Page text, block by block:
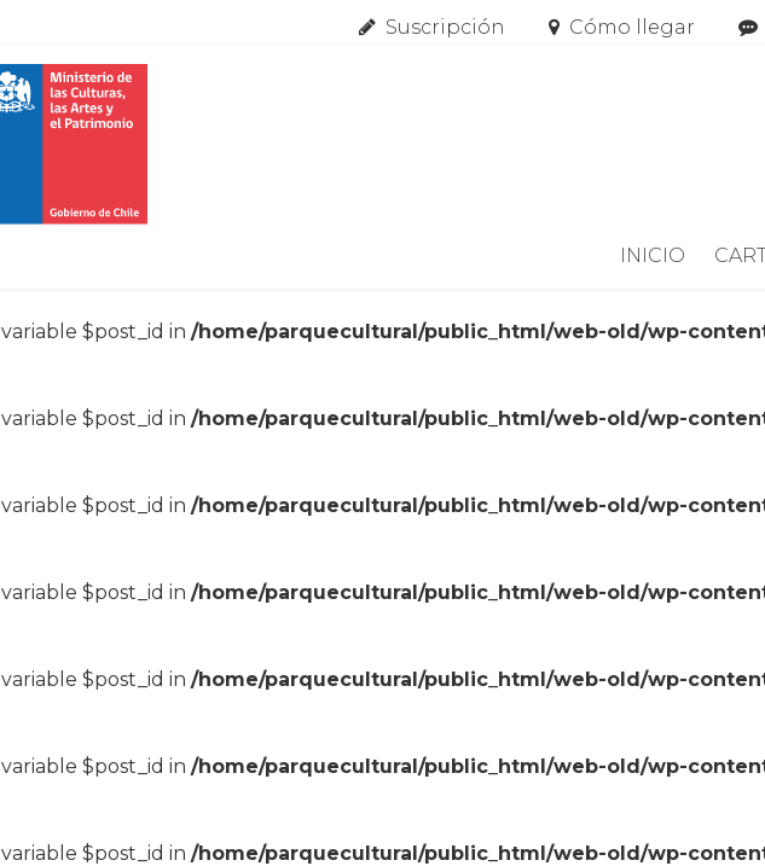
Suscripción Cómo llegar
INICIO
$post_id in/home/parquecultural/public_html/web-old/wp-
$post_id in/home/parquecultural/public_html/web-old/wp-
$post_id in/home/parquecultural/public_html/web-old/wp-
$post_id in/home/parquecultural/public_html/web-old/wp-
$post_id in/home/parquecultural/public_html/web-old/wp-
$post_id in/home/parquecultural/public_html/web-old/wp-
$post_id in/home/parquecultural/public_html/web-old/wp-